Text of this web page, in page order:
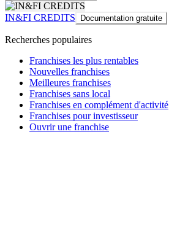
IN&FI CREDITS Documentation gratuite
Recherches populaires
Franchises les plus rentables
Nouvelles franchises
Meilleures franchises
Franchises sans local
Franchises en complément d'activité
Franchises pour investisseur
Ouvrir une franchise